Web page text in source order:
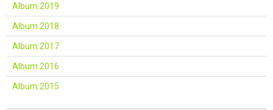
Album 2019
Album 2018
Album 2017
Album 2016
Album 2015